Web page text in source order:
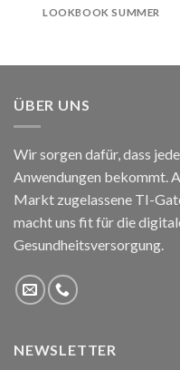
LOOKBOOK SUMMER
ÜBER UNS
Wir sorgen dafür, dass
Anwendungen bekommt.
Markt zugelassene TI-
macht uns fit für die
Gesundheitsversorgung.
NEWSLETTER